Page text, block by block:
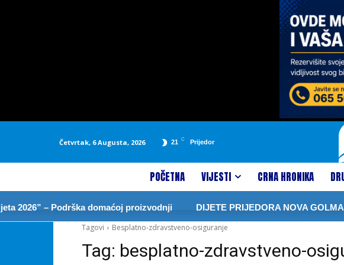
Četvrtak, 6 Augusta, 2026 21 C Prijedor
POČETNA VIJESTI CRNA HRONIKA
– Podrška domaćoj proizvodnji DIJETE PRIJEDORA NOVA
Tagovi
Besplatno-zdravstveno-osiguranje
Tag: besplatno-zdravstveno-